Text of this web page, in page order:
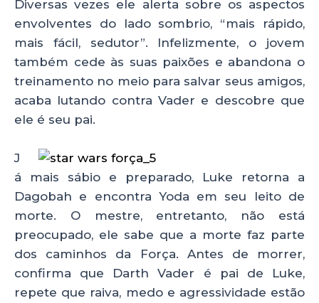
Diversas vezes ele alerta sobre os aspectos
envolventes do lado sombrio, “mais rápido,
mais fácil, sedutor”. Infelizmente, o jovem
também cede às suas paixões e abandona o
treinamento no meio para salvar seus amigos,
acaba lutando contra Vader e descobre que
ele é seu pai.
J
á mais sábio e preparado, Luke retorna a
Dagobah e encontra Yoda em seu leito de
morte. O mestre, entretanto, não está
preocupado, ele sabe que a morte faz parte
dos caminhos da Força. Antes de morrer,
confirma que Darth Vader é pai de Luke,
repete que raiva, medo e agressividade estão